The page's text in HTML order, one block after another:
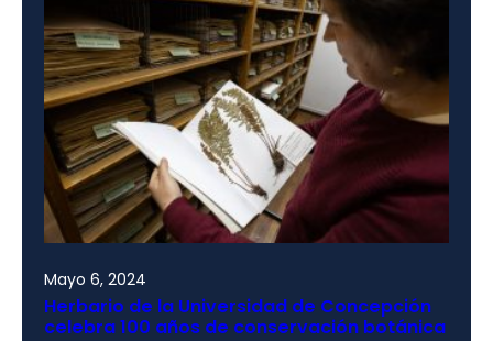
Mayo 6, 2024
Herbario de la Universidad de Concepción
celebra 100 años de conservación botánica